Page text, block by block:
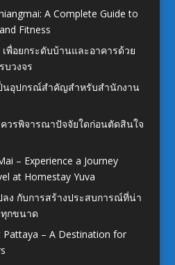
A Complete Guide to
Fitness
พื่อยกระดับบ้านและอาคารด้วย
บวงจร
นอุปกรณ์สำคัญสำหรับสำนักงาน
วรพิจารณาปัจจัยใดก่อนตัดสินใจ
– Experience a Journey
at Homestay Yuva
ง กับการสร้างประสบการณ์ที่น่า
กขนาด
– A Destination for